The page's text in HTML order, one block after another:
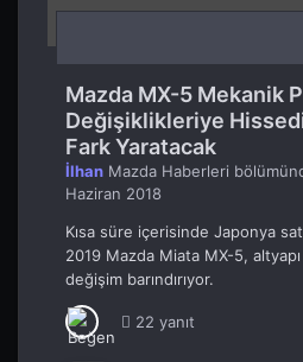
Mazda MX-5 Mekanik
Değişiklikleriye
Fark Yaratacak
İlhan Mazda Haberleri
Haziran 2018
Kısa süre içerisinde Japonya
2019 Mazda Miata MX-5,
değişim barındırıyor.
22 yanıt